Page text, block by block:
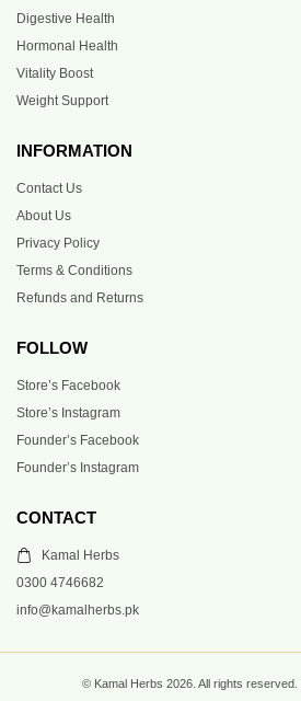
Digestive Health
Hormonal Health
Vitality Boost
Weight Support
INFORMATION
Contact Us
About Us
Privacy Policy
Terms & Conditions
Refunds and Returns
FOLLOW
Store’s Facebook
Store’s Instagram
Founder’s Facebook
Founder’s Instagram
CONTACT
Kamal Herbs
0300 4746682
info@kamalherbs.pk
© Kamal Herbs 2026. All rights